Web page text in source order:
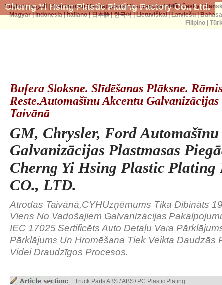
Cherng Yi Hsing Plastic Plating Factory Co., Ltd.
Bufera Sloksne. Slīdēšanas Plāksne.
Reste.Automašīnu Akcentu
Taivānā
GM, Chrysler, Ford
Galvanizācijas Plastmasas
Cherng Yi Hsing Plastic Plating
CO., LTD.
Atrodas Taivānā,CYHUzņēmums Tika Dibināts
Viens No Vadošajiem Galvanizācijas
IEC 17025 Sertificēts Auto Detaļu Vara
Pārklājums Un Hromēšana Tiek Veikta Daudzās
Videi Draudzīgos Procesos.
Truck Parts ABS / ABS+PC Plastic Plating
English|العربية |Azərbaycan|Беларуская|Български|বাঙ্গালী|česky|
Magyar|Indonesia|Italiano|日本語|한국어|Lietuviškai|Latviešu|
Filipino|